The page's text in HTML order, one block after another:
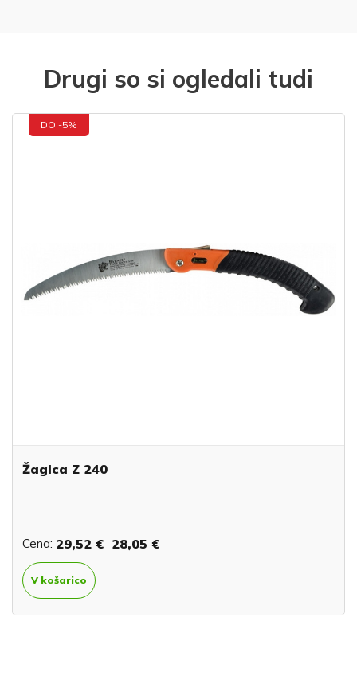
Drugi so si ogledali tudi
DO -5%
Žagica Z 240
Cena: 29,52 € 28,05 €
V košarico